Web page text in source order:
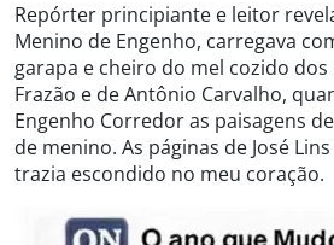
Repórter principiante e leitor
Menino de Engenho, carregava
garapa e cheiro do mel cozido dos
Frazão e de Antônio Carvalho,
Engenho Corredor as paisagens
de menino. As páginas de José
trazia escondido no meu coração.